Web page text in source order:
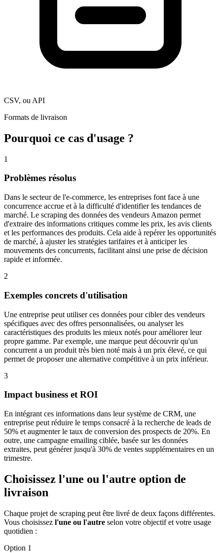
CSV, ou API
Formats de livraison
Pourquoi ce cas d'usage ?
1
Problèmes résolus
Dans le secteur de l'e-commerce, les entreprises font face à une
concurrence accrue et à la difficulté d'identifier les tendances de
marché. Le scraping des données des vendeurs Amazon permet
d'extraire des informations critiques comme les prix, les avis clients
et les performances des produits. Cela aide à repérer les opportunités
de marché, à ajuster les stratégies tarifaires et à anticiper les
mouvements des concurrents, facilitant ainsi une prise de décision
rapide et informée.
2
Exemples concrets d'utilisation
Une entreprise peut utiliser ces données pour cibler des vendeurs
spécifiques avec des offres personnalisées, ou analyser les
caractéristiques des produits les mieux notés pour améliorer leur
propre gamme. Par exemple, une marque peut découvrir qu'un
concurrent a un produit très bien noté mais à un prix élevé, ce qui
permet de proposer une alternative compétitive à un prix inférieur.
3
Impact business et ROI
En intégrant ces informations dans leur système de CRM, une
entreprise peut réduire le temps consacré à la recherche de leads de
50% et augmenter le taux de conversion des prospects de 20%. En
outre, une campagne emailing ciblée, basée sur les données
extraites, peut générer jusqu'à 30% de ventes supplémentaires en un
trimestre.
Choisissez l'une ou l'autre option de
livraison
Chaque projet de scraping peut être livré de deux façons différentes.
Vous choisissez l'une ou l'autre selon votre objectif et votre usage
quotidien :
Option 1